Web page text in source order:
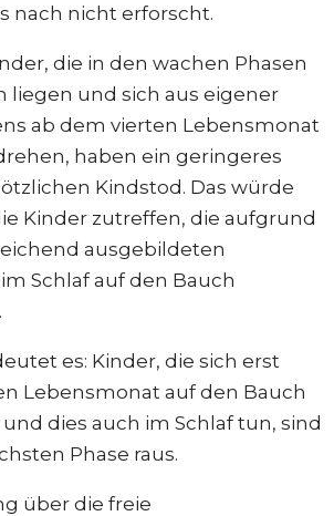
nach nicht erforscht.
die in den wachen Phasen
liegen und sich aus eigener
ab dem vierten Lebensmonat
haben ein geringeres
Kindstod. Das würde
Kinder zutreffen, die aufgrund
ausgebildeten
Schlaf auf den Bauch
es: Kinder, die sich erst
Lebensmonat auf den Bauch
dies auch im Schlaf tun, sind
Phase raus.
über die freie